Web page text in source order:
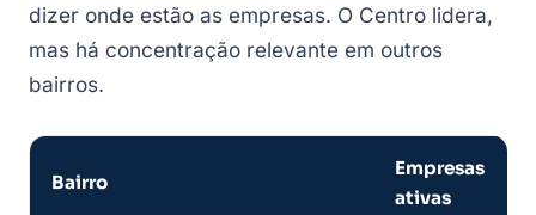
dizer onde estão as empresas. O Centro lidera,
mas há concentração relevante em outros
bairros.
Bairro
Empresas
ativas